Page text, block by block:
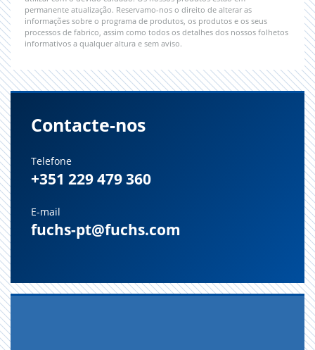
permanente atualização. Reservamo-nos o direito de alterar as
informações sobre o programa de produtos, os produtos e os seus
processos de fabrico, assim como todos os detalhes dos nossos folhetos
informativos a qualquer altura e sem aviso.
Contacte-nos
Telefone
+351 229 479 360
E-mail
fuchs-pt@fuchs.com